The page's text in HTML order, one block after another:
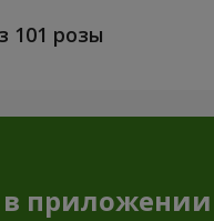
101 розы
приложении